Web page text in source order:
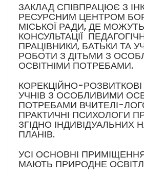
ЗАКЛАД СПІВПРАЦЮЄ З
РЕСУРСНИМ ЦЕНТРОМ
МІСЬКОЇ РАДИ, ДЕ
КОНСУЛЬТАЦІЇ
ПРАЦІВНИКИ, БАТЬКИ ТА
РОБОТИ З ДІТЬМИ З
ОСВІТНІМИ ПОТРЕБАМИ.
КОРЕКЦІЙНО-
УЧНІВ З ОСОБЛИВИМИ
ПОТРЕБАМИ ВЧИТЕЛІ-
ПРАКТИЧНІ ПСИХОЛОГИ
ЗГІДНО ІНДИВІДУАЛЬНИХ
ПЛАНІВ.
УСІ ОСНОВНІ
МАЮТЬ ПРИРОДНЕ